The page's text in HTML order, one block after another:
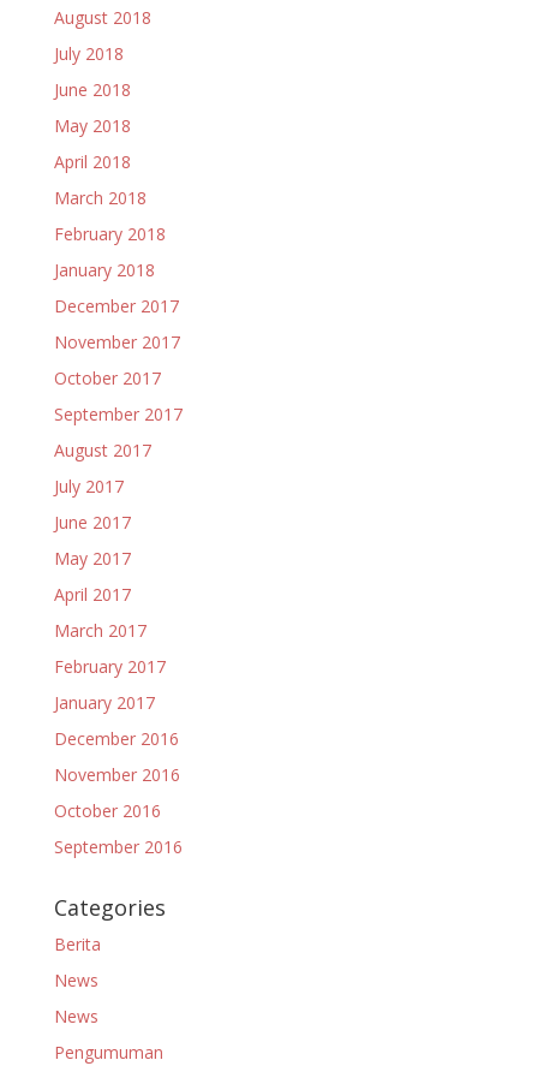
August 2018
July 2018
June 2018
May 2018
April 2018
March 2018
February 2018
January 2018
December 2017
November 2017
October 2017
September 2017
August 2017
July 2017
June 2017
May 2017
April 2017
March 2017
February 2017
January 2017
December 2016
November 2016
October 2016
September 2016
Categories
Berita
News
News
Pengumuman